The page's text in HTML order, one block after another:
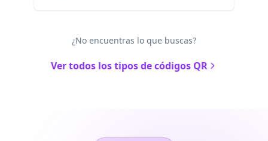
¿No encuentras lo que buscas?
Ver todos los tipos de códigos QR